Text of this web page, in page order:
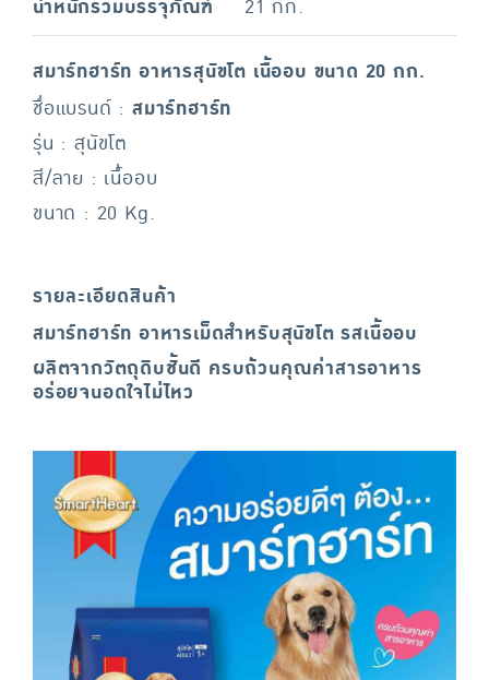
น้ำหนักรวมบรรจุภัณฑ์ 21 กก.
สมาร์ทฮาร์ท อาหารสุนัขโต เนื้ออบ ขนาด 20 กก.
ชื่อแบรนด์ : สมาร์ทฮาร์ท
รุ่น : สุนัขโต
สี/ลาย : เนื้ออบ
ขนาด : 20 Kg.
รายละเอียดสินค้า
สมาร์ทฮาร์ท อาหารเม็ดสำหรับสุนัขโต รสเนื้ออบ
ผลิตจากวัตถุดิบชั้นดี ครบถ้วนคุณค่าสารอาหาร
อร่อยจนอดใจไม่ไหว